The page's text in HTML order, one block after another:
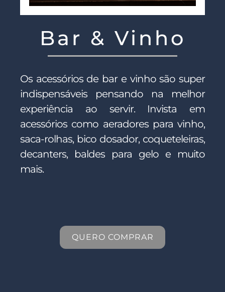
Bar & Vinho
Os acessórios de bar e vinho são super
indispensáveis pensando na melhor
experiência ao servir. Invista em
acessórios como aeradores para vinho,
saca-rolhas, bico dosador, coqueteleiras,
decanters, baldes para gelo e muito
mais.
QUERO COMPRAR
QUERO COMPRAR